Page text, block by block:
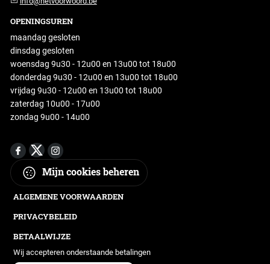
OPENINGSUREN
maandag gesloten
dinsdag gesloten
woensdag 9u30 - 12u00 en 13u00 tot 18u00
donderdag 9u30 - 12u00 en 13u00 tot 18u00
vrijdag 9u30 - 12u00 en 13u00 tot 18u00
zaterdag 10u00 - 17u00
zondag 9u00 - 14u00
Mijn cookies beheren
ALGEMENE VOORWAARDEN
PRIVACYBELEID
BETAALWIJZE
Wij accepteren onderstaande betalingen